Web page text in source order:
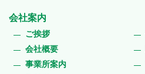
会社案内
ご挨拶
会社概要
事業所案内